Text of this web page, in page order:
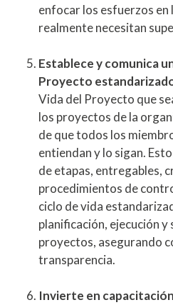
enfocar los esfuerzos en
realmente necesitan
Establece y comunica
Proyecto
Vida del Proyecto que
los proyectos de la
de que todos los
entiendan y lo sigan.
de etapas, entregables,
procedimientos de
ciclo de vida
planificación, ejecución
proyectos, asegurando
transparencia.
Invierte en